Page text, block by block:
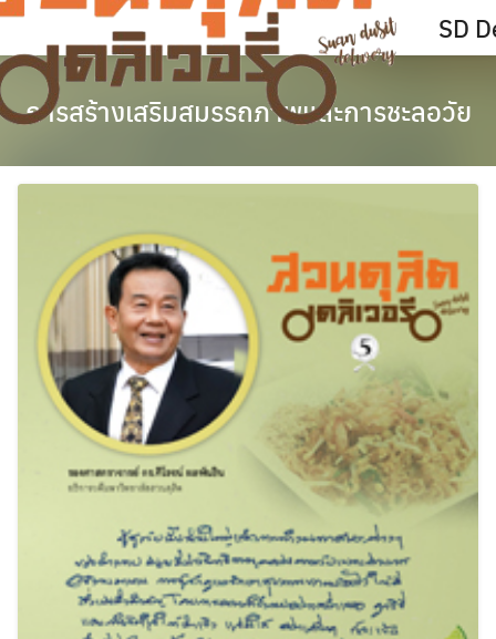
Skip
content
SD
การสร้างเสริมสมรรถภาพและการชะลอวัย